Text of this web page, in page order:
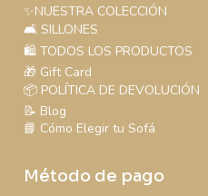
✨NUESTRA COLECCIÓN
🛋️ SILLONES
🛍️ TODOS LOS PRODUCTOS
🎁 Gift Card
📦 POLÍTICA DE DEVOLUCIÓN
📝 Blog
📘 Cómo Elegir tu Sofá
Método de pago